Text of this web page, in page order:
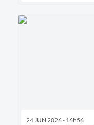
24 JUN 2026 - 16h56